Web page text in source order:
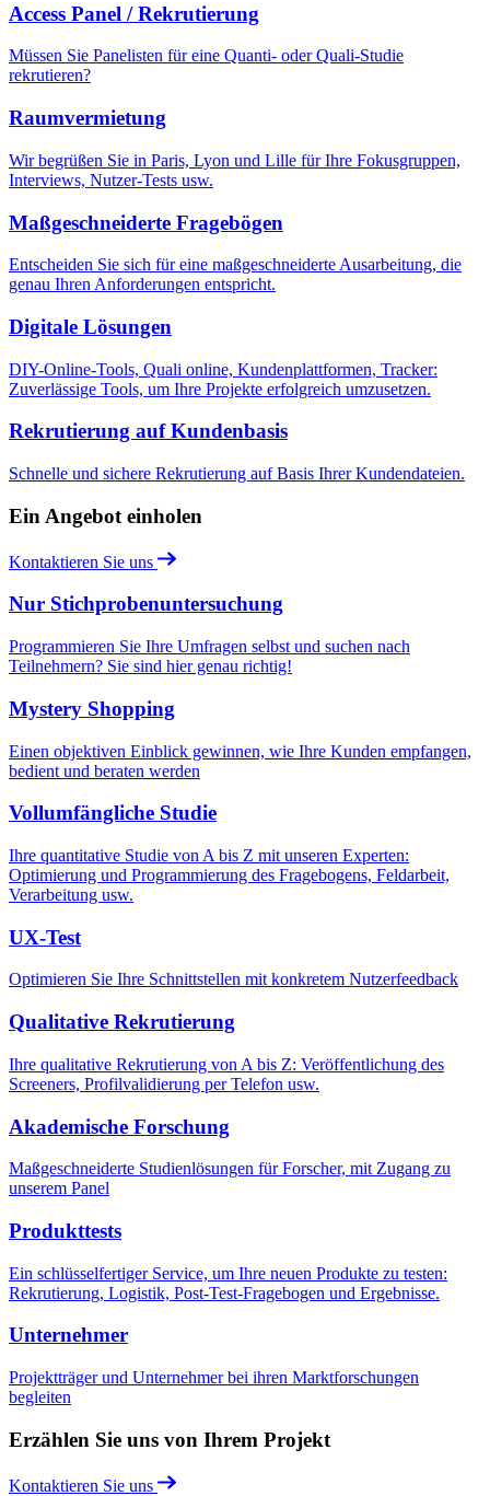
Access Panel / Rekrutierung
Müssen Sie Panelisten für eine Quanti- oder Quali-Studie
rekrutieren?
Raumvermietung
Wir begrüßen Sie in Paris, Lyon und Lille für Ihre Fokusgruppen,
Interviews, Nutzer-Tests usw.
Maßgeschneiderte Fragebögen
Entscheiden Sie sich für eine maßgeschneiderte Ausarbeitung, die
genau Ihren Anforderungen entspricht.
Digitale Lösungen
DIY-Online-Tools, Quali online, Kundenplattformen, Tracker:
Zuverlässige Tools, um Ihre Projekte erfolgreich umzusetzen.
Rekrutierung auf Kundenbasis
Schnelle und sichere Rekrutierung auf Basis Ihrer Kundendateien.
Ein Angebot einholen
Kontaktieren Sie uns
Nur Stichprobenuntersuchung
Programmieren Sie Ihre Umfragen selbst und suchen nach
Teilnehmern? Sie sind hier genau richtig!
Mystery Shopping
Einen objektiven Einblick gewinnen, wie Ihre Kunden empfangen,
bedient und beraten werden
Vollumfängliche Studie
Ihre quantitative Studie von A bis Z mit unseren Experten:
Optimierung und Programmierung des Fragebogens, Feldarbeit,
Verarbeitung usw.
UX-Test
Optimieren Sie Ihre Schnittstellen mit konkretem Nutzerfeedback
Qualitative Rekrutierung
Ihre qualitative Rekrutierung von A bis Z: Veröffentlichung des
Screeners, Profilvalidierung per Telefon usw.
Akademische Forschung
Maßgeschneiderte Studienlösungen für Forscher, mit Zugang zu
unserem Panel
Produkttests
Ein schlüsselfertiger Service, um Ihre neuen Produkte zu testen:
Rekrutierung, Logistik, Post-Test-Fragebogen und Ergebnisse.
Unternehmer
Projektträger und Unternehmer bei ihren Marktforschungen
begleiten
Erzählen Sie uns von Ihrem Projekt
Kontaktieren Sie uns